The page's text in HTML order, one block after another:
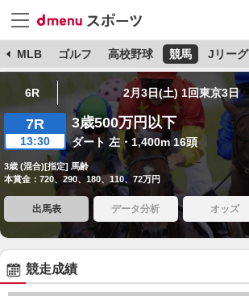
MLB ゴルフ 高校野球 競馬 Jリーグ
6R 2月3日(土) 1回東京3日
7R
13:30
3歳500万円以下
ダート 左・1,400m 16頭
3歳 (混合)[指定] 馬齢
本賞金：720、290、180、110、72万円
出馬表 データ分析 オッズ
競走成績